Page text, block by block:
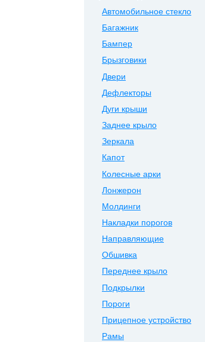
Автомобильное стекло
Багажник
Бампер
Брызговики
Двери
Дефлекторы
Дуги крыши
Заднее крыло
Зеркала
Капот
Колесные арки
Лонжерон
Молдинги
Накладки порогов
Направляющие
Обшивка
Переднее крыло
Подкрылки
Пороги
Прицепное устройство
Рамы